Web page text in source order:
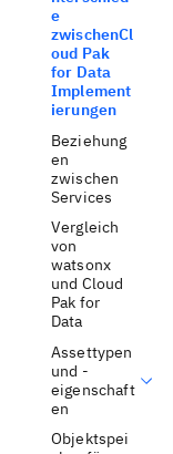
e
zwischenCl
oud Pak
for Data
Implement
ierungen
Beziehung
en
zwischen
Services
Vergleich
von
watsonx
und Cloud
Pak for
Data
Assettypen
und -
eigenschaft
en
Objektspei